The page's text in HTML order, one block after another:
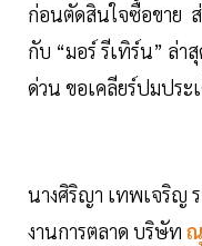
ก่อนตัดสินใจซื้อขาย
กับ “มอร์ รีเทิร์น” ล่า
ด่วน ขอเคลียร์ปมประ
นางศิริญา เทพเจริญ
งานการตลาด บริษัท